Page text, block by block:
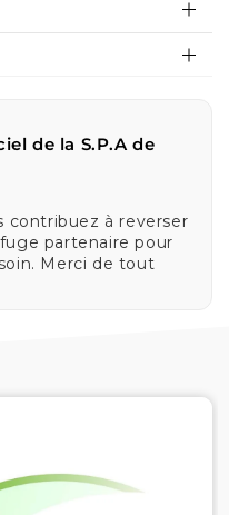
de la S.P.A de
contribuez à reverser
partenaire pour
Merci de tout